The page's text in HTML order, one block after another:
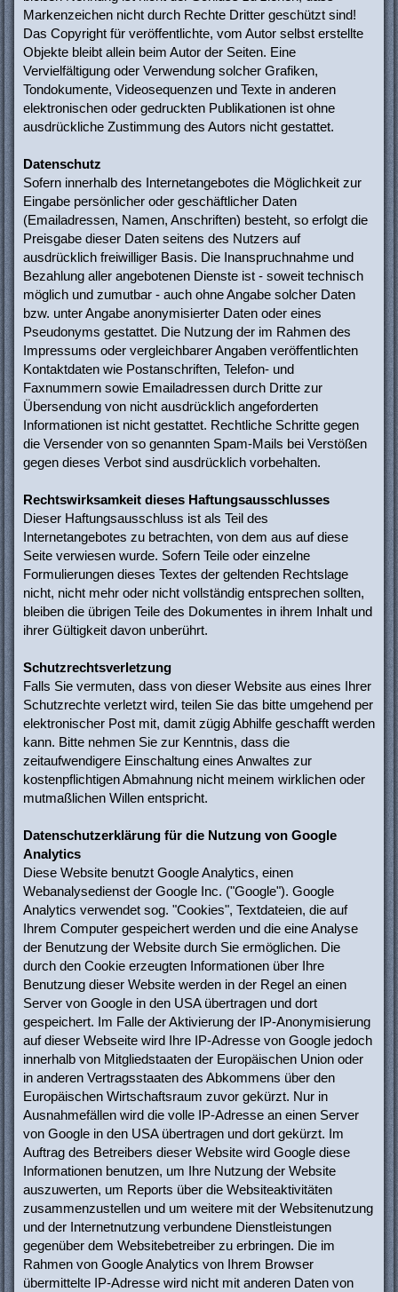
Markenzeichen nicht durch Rechte Dritter geschützt sind!
Das Copyright für veröffentlichte, vom Autor selbst erstellte
Objekte bleibt allein beim Autor der Seiten. Eine
Vervielfältigung oder Verwendung solcher Grafiken,
Tondokumente, Videosequenzen und Texte in anderen
elektronischen oder gedruckten Publikationen ist ohne
ausdrückliche Zustimmung des Autors nicht gestattet.
Datenschutz
Sofern innerhalb des Internetangebotes die Möglichkeit zur
Eingabe persönlicher oder geschäftlicher Daten
(Emailadressen, Namen, Anschriften) besteht, so erfolgt die
Preisgabe dieser Daten seitens des Nutzers auf
ausdrücklich freiwilliger Basis. Die Inanspruchnahme und
Bezahlung aller angebotenen Dienste ist - soweit technisch
möglich und zumutbar - auch ohne Angabe solcher Daten
bzw. unter Angabe anonymisierter Daten oder eines
Pseudonyms gestattet. Die Nutzung der im Rahmen des
Impressums oder vergleichbarer Angaben veröffentlichten
Kontaktdaten wie Postanschriften, Telefon- und
Faxnummern sowie Emailadressen durch Dritte zur
Übersendung von nicht ausdrücklich angeforderten
Informationen ist nicht gestattet. Rechtliche Schritte gegen
die Versender von so genannten Spam-Mails bei Verstößen
gegen dieses Verbot sind ausdrücklich vorbehalten.
Rechtswirksamkeit dieses Haftungsausschlusses
Dieser Haftungsausschluss ist als Teil des
Internetangebotes zu betrachten, von dem aus auf diese
Seite verwiesen wurde. Sofern Teile oder einzelne
Formulierungen dieses Textes der geltenden Rechtslage
nicht, nicht mehr oder nicht vollständig entsprechen sollten,
bleiben die übrigen Teile des Dokumentes in ihrem Inhalt und
ihrer Gültigkeit davon unberührt.
Schutzrechtsverletzung
Falls Sie vermuten, dass von dieser Website aus eines Ihrer
Schutzrechte verletzt wird, teilen Sie das bitte umgehend per
elektronischer Post mit, damit zügig Abhilfe geschafft werden
kann. Bitte nehmen Sie zur Kenntnis, dass die
zeitaufwendigere Einschaltung eines Anwaltes zur
kostenpflichtigen Abmahnung nicht meinem wirklichen oder
mutmaßlichen Willen entspricht.
Datenschutzerklärung für die Nutzung von Google
Analytics
Diese Website benutzt Google Analytics, einen
Webanalysedienst der Google Inc. ("Google"). Google
Analytics verwendet sog. "Cookies", Textdateien, die auf
Ihrem Computer gespeichert werden und die eine Analyse
der Benutzung der Website durch Sie ermöglichen. Die
durch den Cookie erzeugten Informationen über Ihre
Benutzung dieser Website werden in der Regel an einen
Server von Google in den USA übertragen und dort
gespeichert. Im Falle der Aktivierung der IP-Anonymisierung
auf dieser Webseite wird Ihre IP-Adresse von Google jedoch
innerhalb von Mitgliedstaaten der Europäischen Union oder
in anderen Vertragsstaaten des Abkommens über den
Europäischen Wirtschaftsraum zuvor gekürzt. Nur in
Ausnahmefällen wird die volle IP-Adresse an einen Server
von Google in den USA übertragen und dort gekürzt. Im
Auftrag des Betreibers dieser Website wird Google diese
Informationen benutzen, um Ihre Nutzung der Website
auszuwerten, um Reports über die Websiteaktivitäten
zusammenzustellen und um weitere mit der Websitenutzung
und der Internetnutzung verbundene Dienstleistungen
gegenüber dem Websitebetreiber zu erbringen. Die im
Rahmen von Google Analytics von Ihrem Browser
übermittelte IP-Adresse wird nicht mit anderen Daten von